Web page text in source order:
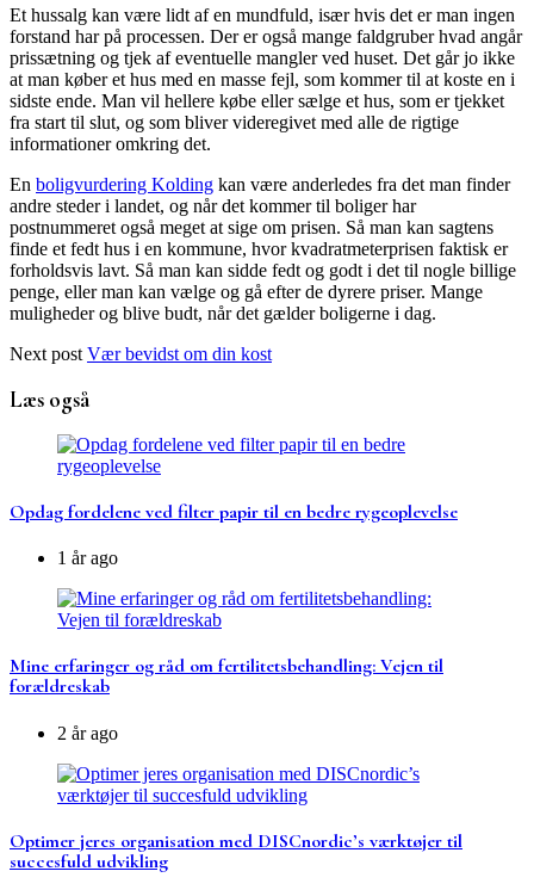
Et hussalg kan være lidt af en mundfuld, især hvis det er man ingen
forstand har på processen. Der er også mange faldgruber hvad angår
prissætning og tjek af eventuelle mangler ved huset. Det går jo ikke
at man køber et hus med en masse fejl, som kommer til at koste en i
sidste ende. Man vil hellere købe eller sælge et hus, som er tjekket
fra start til slut, og som bliver videregivet med alle de rigtige
informationer omkring det.
En boligvurdering Kolding kan være anderledes fra det man finder
andre steder i landet, og når det kommer til boliger har
postnummeret også meget at sige om prisen. Så man kan sagtens
finde et fedt hus i en kommune, hvor kvadratmeterprisen faktisk er
forholdsvis lavt. Så man kan sidde fedt og godt i det til nogle billige
penge, eller man kan vælge og gå efter de dyrere priser. Mange
muligheder og blive budt, når det gælder boligerne i dag.
Next post Vær bevidst om din kost
Læs også
Opdag fordelene ved filter papir til en bedre rygeoplevelse
1 år ago
Mine erfaringer og råd om fertilitetsbehandling: Vejen til
forældreskab
2 år ago
Optimer jeres organisation med DISCnordic’s værktøjer til
succesfuld udvikling